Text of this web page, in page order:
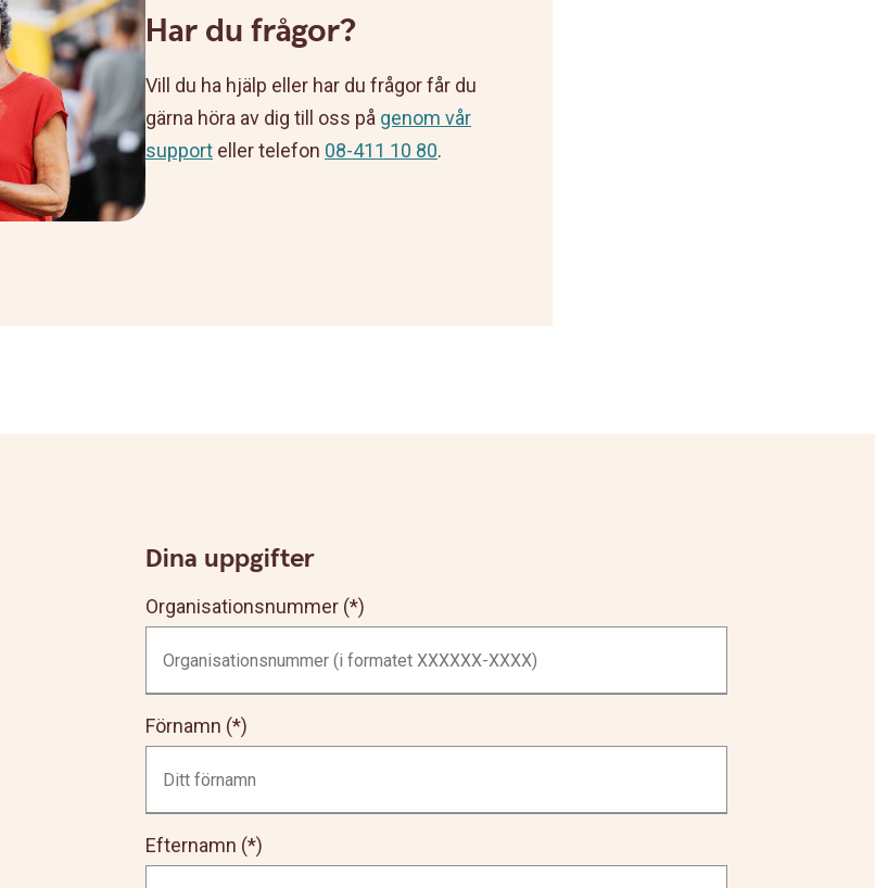
Har du frågor?
Vill du ha hjälp eller har du frågor får du
gärna höra av dig till oss på genom vår
support eller telefon 08-411 10 80.
Dina uppgifter
Organisationsnummer
Förnamn
Efternamn